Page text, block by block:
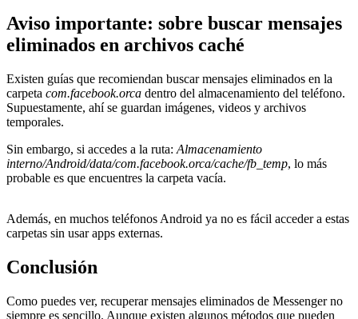
Aviso importante: sobre buscar mensajes
eliminados en archivos caché
Existen guías que recomiendan buscar mensajes eliminados en la
carpeta com.facebook.orca dentro del almacenamiento del teléfono.
Supuestamente, ahí se guardan imágenes, videos y archivos
temporales.
Sin embargo, si accedes a la ruta: Almacenamiento
interno/Android/data/com.facebook.orca/cache/fb_temp, lo más
probable es que encuentres la carpeta vacía.
Además, en muchos teléfonos Android ya no es fácil acceder a estas
carpetas sin usar apps externas.
Conclusión
Como puedes ver, recuperar mensajes eliminados de Messenger no
siempre es sencillo. Aunque existen algunos métodos que pueden